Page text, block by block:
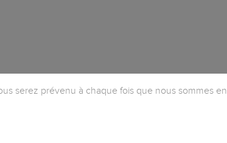
serez prévenu à chaque fois que nous sommes en